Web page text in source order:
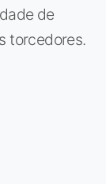
de
torcedores.